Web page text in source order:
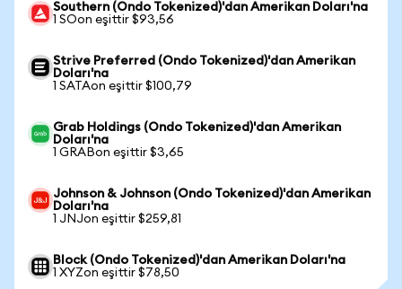
Southern (Ondo Tokenized)'dan Amerikan Doları'na
1 SOon eşittir $93,56
Strive Preferred (Ondo Tokenized)'dan Amerikan
Doları'na
1 SATAon eşittir $100,79
Grab Holdings (Ondo Tokenized)'dan Amerikan
Doları'na
1 GRABon eşittir $3,65
Johnson & Johnson (Ondo Tokenized)'dan Amerikan
Doları'na
1 JNJon eşittir $259,81
Block (Ondo Tokenized)'dan Amerikan Doları'na
1 XYZon eşittir $78,50